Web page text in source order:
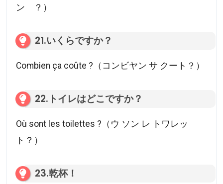
ン ？）
21.いくらですか？
Combien ça coûte ?（コンビヤン サ クート？）
22.トイレはどこですか？
Où sont les toilettes ?（ウ ソン レ トワレッ
ト？）
23.乾杯！